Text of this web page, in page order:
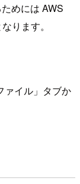
めには AWS
ります。
ァイル」タブか